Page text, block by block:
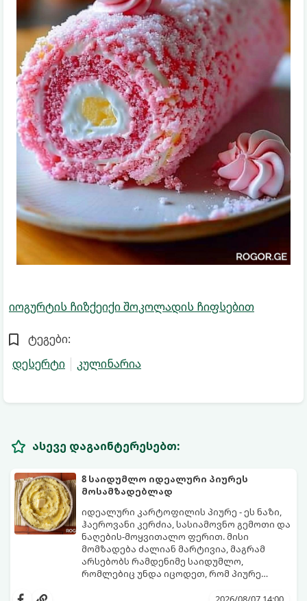
იოგურტის ჩიზქეიქი შოკოლადის ჩიფსებით
ტეგები:
დესერტი
კულინარია
ასევე დაგაინტერესებთ:
8 საიდუმლო იდეალური პიურეს
მოსამზადებლად
იდეალური კარტოფილის პიურე - ეს ნაზი,
ჰაეროვანი კერძია, სასიამოვნო გემოთი და
ნაღების-მოყვითალო ფერით. მისი
მომზადება ძალიან მარტივია, მაგრამ
არსებობს რამდენიმე საიდუმლო,
რომლებიც უნდა იცოდეთ, რომ პიურე